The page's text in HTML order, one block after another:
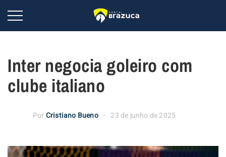
Inter negocia goleiro com
clube italiano
PorCristiano Bueno 23 de junho de 2025